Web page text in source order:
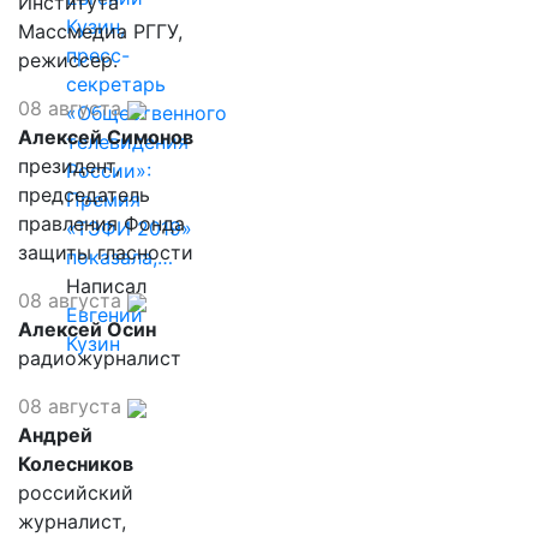
Кузин,
пресс-
секретарь
«Общественного
телевидения
России»:
Премия
«ТЭФИ 2019»
показала,…
Написал
Евгений
Кузин
Массмедиа РГГУ,
режиссер.
08 августа
Алексей Симонов
президент,
председатель
правления Фонда
защиты гласности
08 августа
Алексей Осин
радиожурналист
08 августа
Андрей
Колесников
российский
журналист,